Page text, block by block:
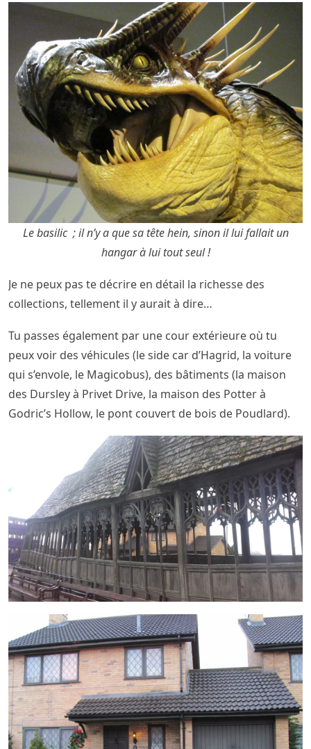
Le basilic ; il n’y a que sa tête hein, sinon il lui fallait un
hangar à lui tout seul !
Je ne peux pas te décrire en détail la richesse des
collections, tellement il y aurait à dire…
Tu passes également par une cour extérieure où tu
peux voir des véhicules (le side car d’Hagrid, la voiture
qui s’envole, le Magicobus), des bâtiments (la maison
des Dursley à Privet Drive, la maison des Potter à
Godric’s Hollow, le pont couvert de bois de Poudlard).